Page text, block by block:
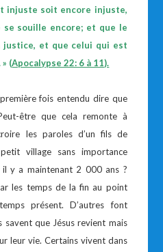
injuste soit encore injuste,
souille encore; et que le
et que celui qui est
(Apocalypse 22: 6 à 11).
fois entendu dire que
être que cela remonte à
les paroles d’un fils de
village sans importance
y a maintenant 2 000 ans ?
les temps de la fin au point
présent. D’autres font
que Jésus revient mais
leur vie. Certains vivent dans